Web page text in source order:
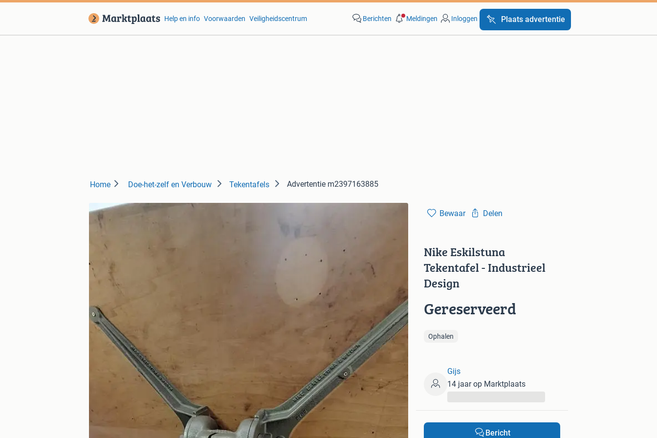
Help en info Voorwaarden Veiligheidscentrum Berichten Meldingen Inloggen Plaats advertentie
Home Doe-het-zelf en Verbouw Tekentafels Advertentie m2397163885
Bewaar Delen
Nike Eskilstuna
Tekentafel - Industrieel
Design
Gereserveerd
Ophalen
Gijs
14 jaar op Marktplaats
Bericht